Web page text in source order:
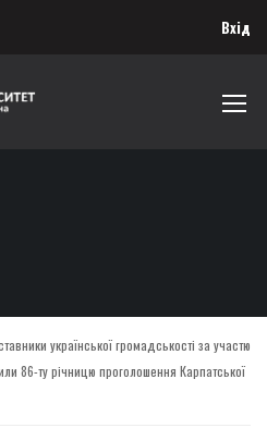
Вхід
української громадськості за участю
86-ту річницю проголошення Карпатської